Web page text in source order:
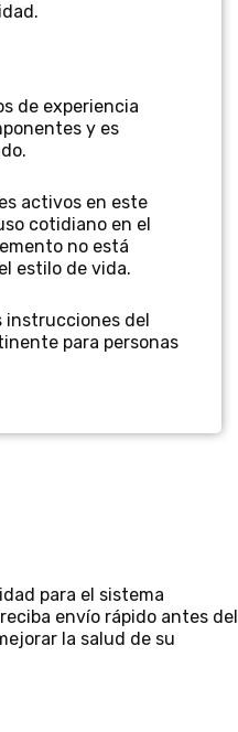
de experiencia
y es
activos en este
cotidiano en el
no está
estilo de vida.
instrucciones del
para personas
para el sistema
envío rápido antes del
la salud de su